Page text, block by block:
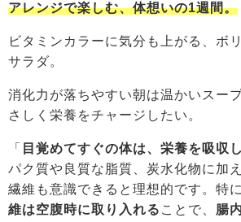
アレンジで楽しむ、体想いの1週間。
ビタミンカラーに気分も上がる、ボ
サラダ。
消化力が落ちやすい朝は温かいスー
さしく栄養をチャージしたい。
「 目覚めてすぐの体は、栄養を吸収
パク質や良質な脂質、炭水化物に加
繊維も意識できると理想的です。特に
維は空腹時に取り入れる ことで、 腸